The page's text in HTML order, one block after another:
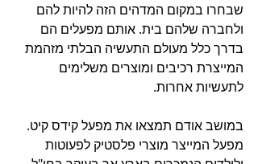
שבחרו במקום המדהים הזה להיות להם
ולחברה שלהם בית. אותם מפעלים הם
בדרך כלל מעולם התעשיה הבלתי מזהמת
המייצרת רכיבים ומוצרים משלימים
לתעשיות אחרות.
במושב אודם תמצאו את מפעל קידס קיט.
מפעל המייצר מוצרי פלסטיק לפעוטות